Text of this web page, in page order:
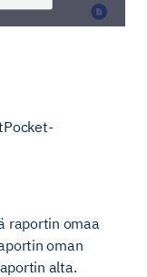
raportin omaa
oman
alta.